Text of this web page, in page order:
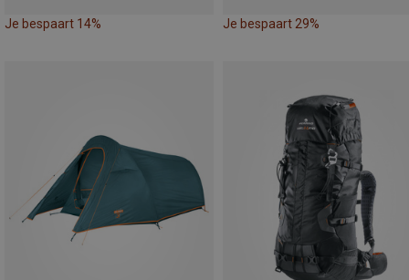
Je bespaart 14% Je bespaart 29%